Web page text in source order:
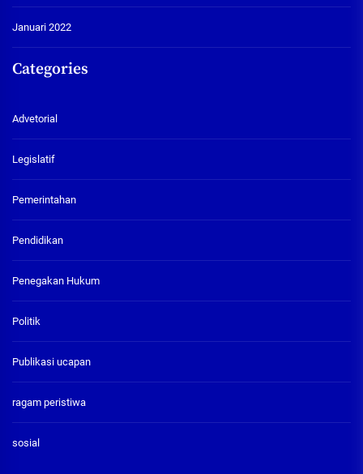
Januari 2022
Categories
Advetorial
Legislatif
Pemerintahan
Pendidikan
Penegakan Hukum
Politik
Publikasi ucapan
ragam peristiwa
sosial